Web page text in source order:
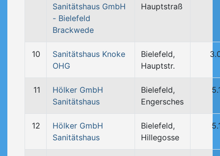
Sanitätshaus GmbH
- Bielefeld
Brackwede
Hauptstraß
10
Sanitätshaus Knoke
OHG
Bielefeld,
Hauptstr.
11
Hölker GmbH
Sanitätshaus
Bielefeld,
Engersches
12
Hölker GmbH
Sanitätshaus
Bielefeld,
Hillegosse